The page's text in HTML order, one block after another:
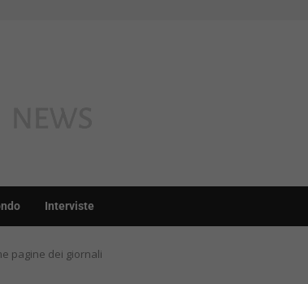
Interviste
pagine dei giornali